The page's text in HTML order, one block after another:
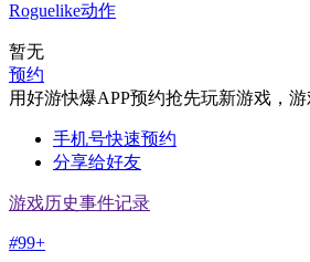
Roguelike动作
暂无
预约
用好游快爆APP预约抢先玩新游戏，
手机号快速预约
分享给好友
游戏历史事件记录
#99+